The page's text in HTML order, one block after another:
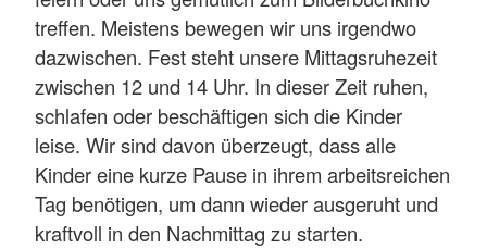
treffen. Meistens bewegen wir uns irgendwo
dazwischen. Fest steht unsere Mittagsruhezeit
zwischen 12 und 14 Uhr. In dieser Zeit ruhen,
schlafen oder beschäftigen sich die Kinder
leise. Wir sind davon überzeugt, dass alle
Kinder eine kurze Pause in ihrem arbeitsreichen
Tag benötigen, um dann wieder ausgeruht und
kraftvoll in den Nachmittag zu starten.